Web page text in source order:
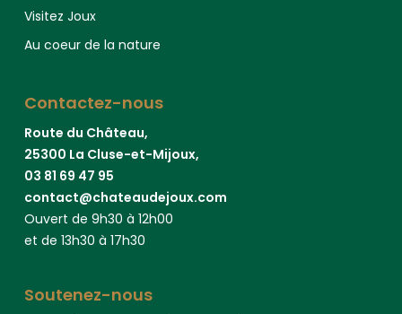
Visitez Joux
Au coeur de la nature
Contactez-nous
Route du Château,
25300 La Cluse-et-Mijoux,
03 81 69 47 95
contact@chateaudejoux.com
Ouvert de 9h30 à 12h00
et de 13h30 à 17h30
Soutenez-nous